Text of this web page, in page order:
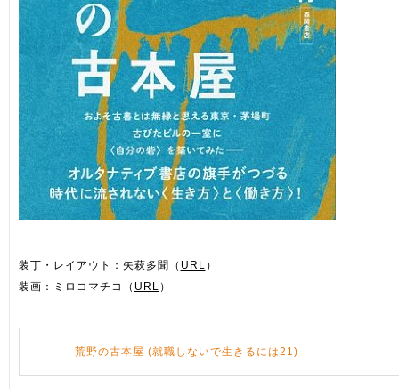
装丁・レイアウト：矢萩多聞（ URL ）
装画：ミロコマチコ（ URL ）
荒野の古本屋 (就職しないで生きるには21)